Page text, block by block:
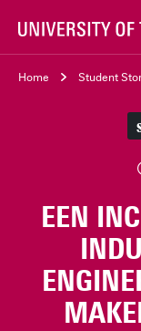
Home Student
EEN